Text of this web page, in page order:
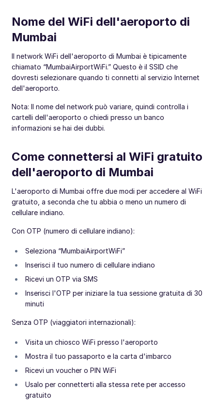
Nome del WiFi dell'aeroporto di
Mumbai
Il network WiFi dell'aeroporto di Mumbai è tipicamente
chiamato “MumbaiAirportWiFi.” Questo è il SSID che
dovresti selezionare quando ti connetti al servizio Internet
dell'aeroporto.
Nota: Il nome del network può variare, quindi controlla i
cartelli dell'aeroporto o chiedi presso un banco
informazioni se hai dei dubbi.
Come connettersi al WiFi gratuito
dell'aeroporto di Mumbai
L'aeroporto di Mumbai offre due modi per accedere al WiFi
gratuito, a seconda che tu abbia o meno un numero di
cellulare indiano.
Con OTP (numero di cellulare indiano):
Seleziona “MumbaiAirportWiFi”
Inserisci il tuo numero di cellulare indiano
Ricevi un OTP via SMS
Inserisci l'OTP per iniziare la tua sessione gratuita di 30
minuti
Senza OTP (viaggiatori internazionali):
Visita un chiosco WiFi presso l'aeroporto
Mostra il tuo passaporto e la carta d'imbarco
Ricevi un voucher o PIN WiFi
Usalo per connetterti alla stessa rete per accesso
gratuito